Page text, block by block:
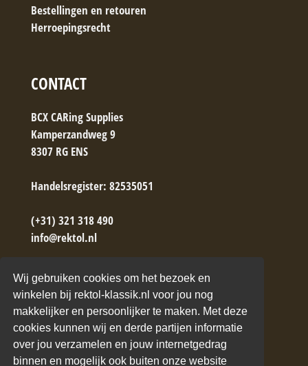
Wij gebruiken cookies om het bezoek en
winkelen bij rektol-klassik.nl voor jou nog
makkelijker en persoonlijker te maken. Met deze
cookies kunnen wij en derde partijen informatie
over jou verzamelen en jouw internetgedrag
binnen en mogelijk ook buiten onze website
Bestellingen en retouren
Herroepingsrecht
CONTACT
BCX CARing Supplies
Kamperzandweg 9
8307 RG ENS
Handelsregister: 82535051
(+31) 321 318 490
info@rektol.nl
→ Contactformulier